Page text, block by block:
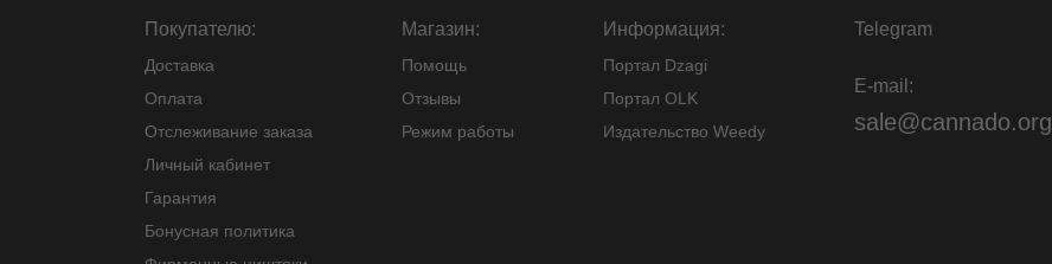
Покупателю:
Доставка
Оплата
Отслеживание заказа
Личный кабинет
Гарантия
Бонусная политика
Магазин:
Помощь
Отзывы
Режим работы
Информация:
Портал Dzagi
Портал OLK
Издательство Weedy
Telegram
E-mail:
sale@cannado.org